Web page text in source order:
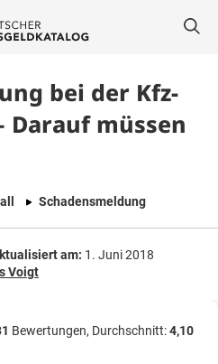
bei der Kfz-
Darauf müssen
Schadensmeldung
am: 1. Juni 2018
Voigt
Bewertungen, Durchschnitt:4,10